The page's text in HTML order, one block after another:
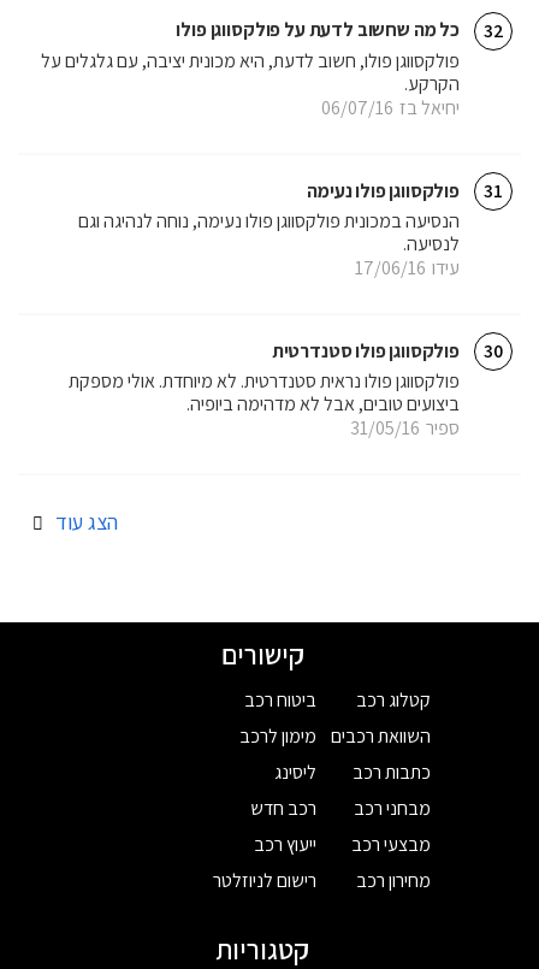
32 כל מה שחשוב לדעת על פולקסווגן פולו
יחיאל בז 06/07/16
פולקסווגן פולו, חשוב לדעת, היא מכונית יציבה, עם גלגלים על
הקרקע.
31 פולקסווגן פולו נעימה
עידו 17/06/16
הנסיעה במכונית פולקסווגן פולו נעימה, נוחה לנהיגה וגם
לנסיעה.
30 פולקסווגן פולו סטנדרטית
ספיר 31/05/16
פולקסווגן פולו נראית סטנדרטית. לא מיוחדת. אולי מספקת
ביצועים טובים, אבל לא מדהימה ביופיה.
הצג עוד
קישורים
קטלוג רכב
השוואת רכבים
כתבות רכב
מבחני רכב
מבצעי רכב
מחירון רכב
ביטוח רכב
מימון לרכב
ליסינג
רכב חדש
ייעוץ רכב
רישום לניוזלטר
קטגוריות